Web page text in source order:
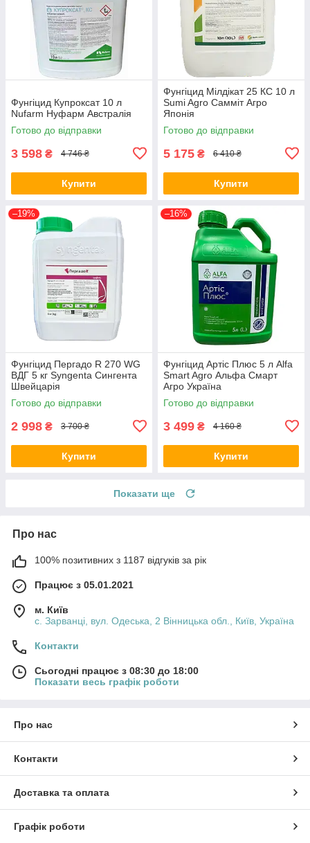
Фунгіцид Купроксат 10 л
Nufarm Нуфарм Австралія
Готово до відправки
3 598 ₴ 4 746 ₴
Купити
Фунгіцид Мілдікат 25 КС 10 л
Sumi Agro Самміт Агро
Японія
Готово до відправки
5 175 ₴ 6 410 ₴
Купити
–19%
Фунгіцид Пергадо R 270 WG
ВДГ 5 кг Syngenta Сингента
Швейцарія
Готово до відправки
2 998 ₴ 3 700 ₴
Купити
–16%
Фунгіцид Артіс Плюс 5 л Alfa
Smart Agro Альфа Смарт
Агро Україна
Готово до відправки
3 499 ₴ 4 160 ₴
Купити
Показати ще
Про нас
100% позитивних з 1187 відгуків за рік
Працює з 05.01.2021
м. Київ
с. Зарванці, вул. Одеська, 2 Вінницька обл., Київ, Україна
Контакти
Сьогодні працює з 08:30 до 18:00
Показати весь графік роботи
Про нас
Контакти
Доставка та оплата
Графік роботи